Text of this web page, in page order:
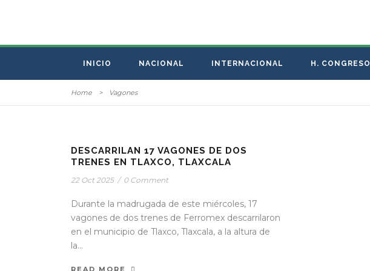
INICIO NACIONAL INTERNACIONAL H. CONGRESO
Home > Vagones
DESCARRILAN 17 VAGONES DE DOS
TRENES EN TLAXCO, TLAXCALA
22 Oct 2025 / 0 Comment
Durante la madrugada de este miércoles, 17
vagones de dos trenes de Ferromex descarrilaron
en el municipio de Tlaxco, Tlaxcala, a la altura de
la...
READ MORE